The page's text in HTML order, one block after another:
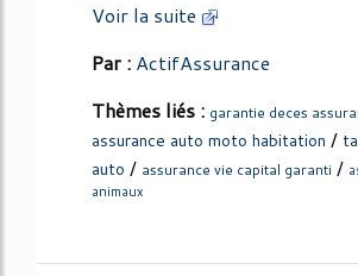
Voir la suite
Par : ActifAssurance
Thèmes liés : garantie deces
assurance auto moto habitation /
auto / assurance vie capital garanti /
animaux